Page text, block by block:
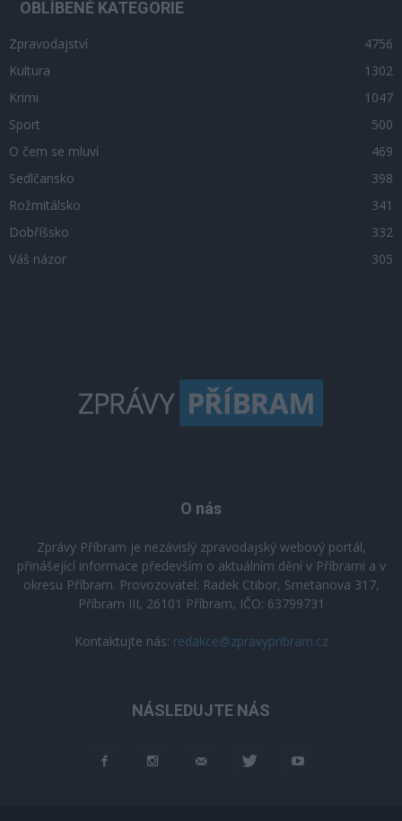
OBLÍBENÉ KATEGORIE
Zpravodajství
4756
Kultura
1302
Krimi
1047
Sport
500
O čem se mluví
469
Sedlčansko
398
Rožmitálsko
341
Dobříšsko
332
Váš názor
305
O nás
Zprávy Příbram je nezávislý zpravodajský webový portál,
přinášející informace především o aktuálním dění v Příbrami a v
okresu Příbram. Provozovatel: Radek Ctibor, Smetanova 317,
Příbram III, 26101 Příbram, IČO: 63799731
Kontaktujte nás: redakce@zpravypribram.cz
NÁSLEDUJTE NÁS